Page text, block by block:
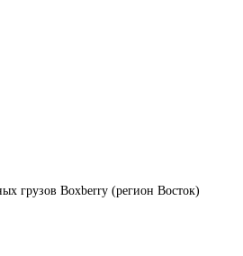
грузов Boxberry (регион Восток)